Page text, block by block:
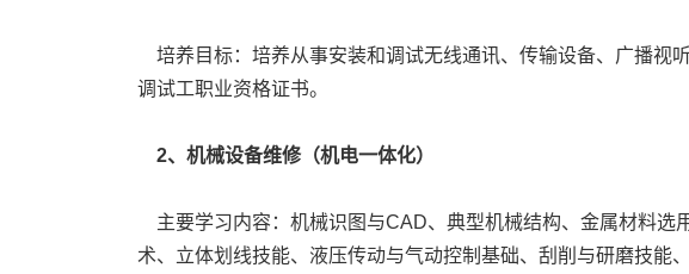
培养目标：培养从事安装和调试无线通讯、传输设备、广播视
调试工职业资格证书。
2、机械设备维修（机电一体化）
主要学习内容：机械识图与CAD、典型机械结构、金属材料选
术、立体划线技能、液压传动与气动控制基础、刮削与研磨技能